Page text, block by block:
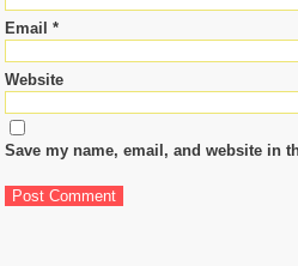
are
marked
Email *
Website
Save my name, email, and website in